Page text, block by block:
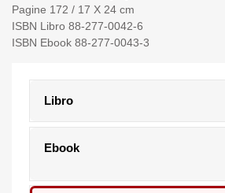
Pagine 172 / 17 X 24 cm
ISBN Libro 88-277-0042-6
ISBN Ebook 88-277-0043-3
Libro
Ebook